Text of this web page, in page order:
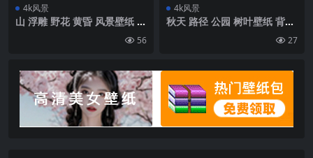
4k风景
山 浮雕 野花 黄昏 风景壁纸 背
56
4k风景
秋天 路径 公园 树叶壁纸 背景
27